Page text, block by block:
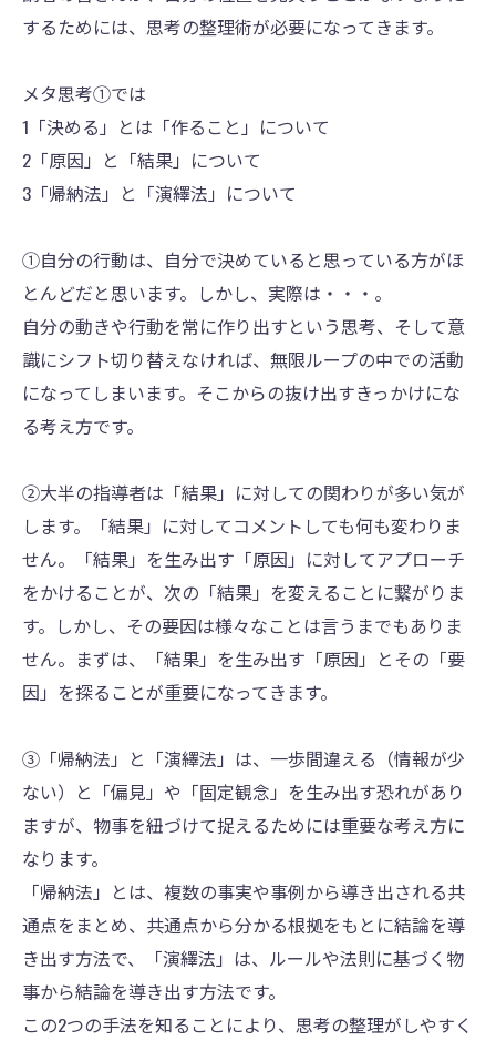
するためには、思考の整理術が必要になってきます。
メタ思考①では
1「決める」とは「作ること」について
2「原因」と「結果」について
3「帰納法」と「演繹法」について
①自分の行動は、自分で決めていると思っている方がほ
とんどだと思います。しかし、実際は・・・。
自分の動きや行動を常に作り出すという思考、そして意
識にシフト切り替えなければ、無限ループの中での活動
になってしまいます。そこからの抜け出すきっかけにな
る考え方です。
②大半の指導者は「結果」に対しての関わりが多い気が
します。「結果」に対してコメントしても何も変わりま
せん。「結果」を生み出す「原因」に対してアプローチ
をかけることが、次の「結果」を変えることに繋がりま
す。しかし、その要因は様々なことは言うまでもありま
せん。まずは、「結果」を生み出す「原因」とその「要
因」を探ることが重要になってきます。
③「帰納法」と「演繹法」は、一歩間違える（情報が少
ない）と「偏見」や「固定観念」を生み出す恐れがあり
ますが、物事を紐づけて捉えるためには重要な考え方に
なります。
「帰納法」とは、複数の事実や事例から導き出される共
通点をまとめ、共通点から分かる根拠をもとに結論を導
き出す方法で、「演繹法」は、ルールや法則に基づく物
事から結論を導き出す方法です。
この2つの手法を知ることにより、思考の整理がしやすく